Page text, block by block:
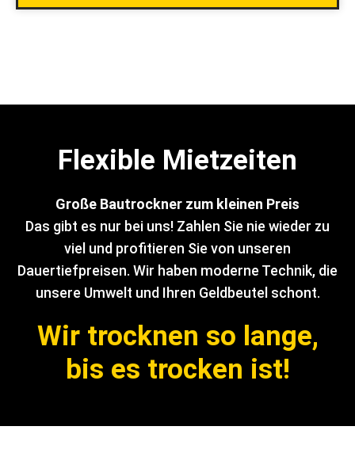
Flexible Mietzeiten
Große Bautrockner zum kleinen Preis
Das gibt es nur bei uns! Zahlen Sie nie wieder zu
viel und profitieren Sie von unseren
Dauertiefpreisen. Wir haben moderne Technik, die
unsere Umwelt und Ihren Geldbeutel schont.
Wir trocknen so lange,
bis es trocken ist!